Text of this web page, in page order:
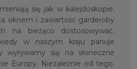
się jak w kalejdoskopie,
oknem i zawartość garderoby
na bieżąco dostosowywać.
w naszym kraju panuje
wyrywamy się na słoneczne
Europy. Niezależnie od tego,